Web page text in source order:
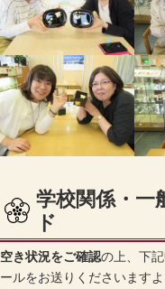
学校関係・一
ド
空き状況をご確認の上、下
ールをお送りくださいますよ